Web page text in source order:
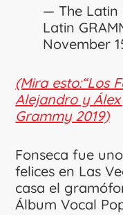
— The Latin
Latin
November
(Mira esto:“Los
Alejandro y
Grammy 2019)
Fonseca fue
felices en Las
casa el
Álbum Vocal